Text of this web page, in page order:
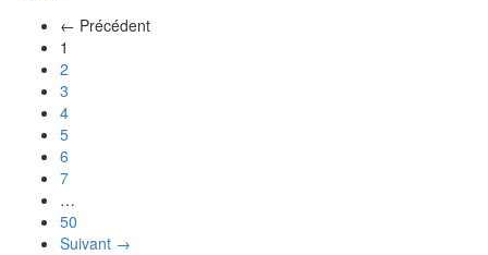
← Précédent
1
2
3
4
5
6
7
…
50
Suivant →